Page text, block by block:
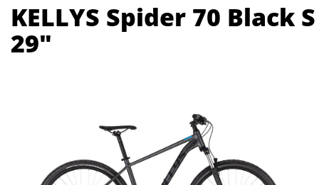
KELLYS Spider 70 Black S
29"